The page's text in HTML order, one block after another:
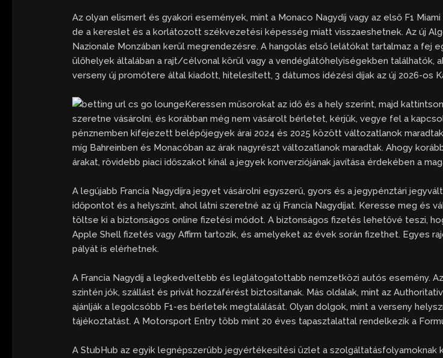
Az olyan elismert és gyakori események, mint a Monaco Nagydíj vagy az első F1
de a kereslet és a korlátozott székvezetési képesség miatt visszaeshetnek. Az új
Nazionale Monzában kerül megrendezésre. A hangolás első lelátókat tartalmaz a fej
ülőhelyek általában a rajt/célvonal körül vagy a vendéglátóhelyiségekben találhatók,
verseny új promótere által kiadott, hitelesített, 3 dátumos idézési díjak az új 2026-os
Keressen műsorokat az idő és a hely szerint, majd
szeretne vásárolni, és korábban még nem vásárolt bérletet, kérjük, vegye fel a
pénznemben kifejezett belépőjegyek árai 2024 és 2025 között változatlanok maradtak
míg Bahreinben és Monacóban az árak nagyrészt változatlanok maradtak. Ahogy
árakat, rövidebb piaci időszakot kínál a jegyek konverziójának javítása érdekében a
A legújabb Francia Nagydíjra jegyet vásárolni egyszerű, gyors és a jegypénztári
időpontot és a helyszínt, ahol látni szeretné az új Francia Nagydíjat. Keresse meg és
töltse ki a biztonságos online fizetési módot. A biztonságos fizetés lehetővé teszi,
Apple Shell fizetés vagy Affirm tartozik, és amelyeket az évek során fizethet. Egyes
pályát is elérhetnek.
A Francia Nagydíj a legkedveltebb és leglátogatottabb nemzetközi autós esemény.
szintén jók, szállást és privát hozzáférést biztosítanak. Más oldalak, mint az
ajánlják a legolcsóbb F1-es bérletek megtalálását. Olyan dolgok, mint a verseny
tájékoztatást. A Motorsport Entry több mint 20 éves tapasztalattal rendelkezik a
A StubHub az egyik legnépszerűbb jegyértékesítési üzlet a